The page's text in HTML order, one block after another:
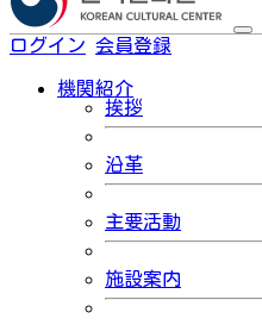
ログイン 会員登録
機関紹介
挨拶
沿革
主要活動
施設案内